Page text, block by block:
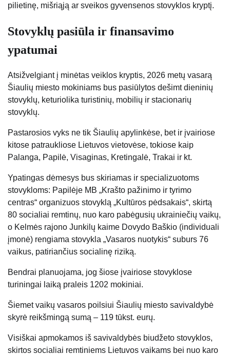
pilietinę, mišriąją ar sveikos gyvensenos stovyklos kryptį.
Stovyklų pasiūla ir finansavimo
ypatumai
Atsižvelgiant į minėtas veiklos kryptis, 2026 metų vasarą
Šiaulių miesto mokiniams bus pasiūlytos dešimt dieninių
stovyklų, keturiolika turistinių, mobilių ir stacionarių
stovyklų.
Pastarosios vyks ne tik Šiaulių apylinkėse, bet ir įvairiose
kitose patraukliose Lietuvos vietovėse, tokiose kaip
Palanga, Papilė, Visaginas, Kretingalė, Trakai ir kt.
Ypatingas dėmesys bus skiriamas ir specializuotoms
stovykloms: Papilėje MB „Krašto pažinimo ir tyrimo
centras“ organizuos stovyklą „Kultūros pėdsakais“, skirtą
80 socialiai remtinų, nuo karo pabėgusių ukrainiečių vaikų,
o Kelmės rajono Junkilų kaime Dovydo Baškio (individuali
įmonė) rengiama stovykla „Vasaros nuotykis“ suburs 76
vaikus, patiriančius socialinę riziką.
Bendrai planuojama, jog šiose įvairiose stovyklose
turiningai laiką praleis 1202 mokiniai.
Šiemet vaikų vasaros poilsiui Šiaulių miesto savivaldybė
skyrė reikšmingą sumą – 119 tūkst. eurų.
Visiškai apmokamos iš savivaldybės biudžeto stovyklos,
skirtos socialiai remtiniems Lietuvos vaikams bei nuo karo